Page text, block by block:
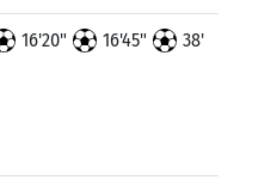
16'20" 16'45" 38'